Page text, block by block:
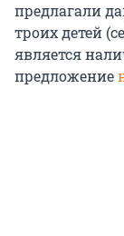
предлагали
троих детей
является
предложение